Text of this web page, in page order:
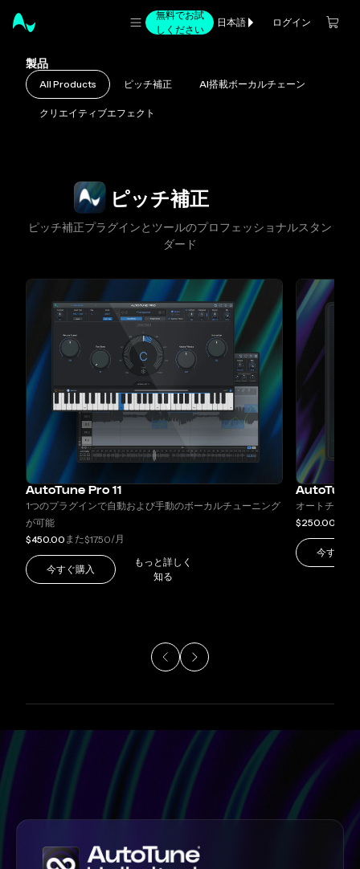
無料でお試
しください
日本語 ログイン
製品
All Products ピッチ補正 AI搭載ボーカルチェーン
クリエイティブエフェクト
スライド1/4
ピッチ補正
ピッチ補正プラグインとツールのプロフェッショナルスタン
ダード
AutoTune Pro 11
1つのプラグインで自動および手動のボーカルチューニング
が可能
$450.00 また$17.50/月
今すぐ購入
もっと詳しく
知る
AutoTune
オートチュー
$250.00
今すぐ購